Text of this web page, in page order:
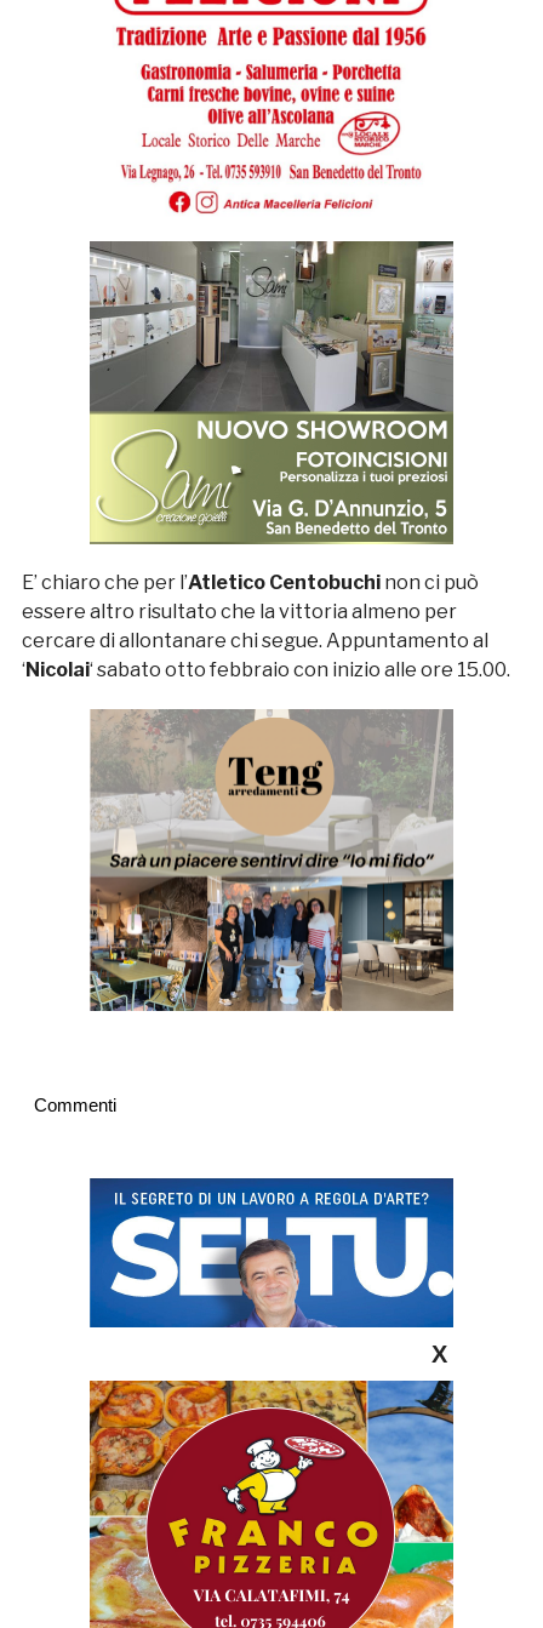
E’ chiaro che per l’Atletico Centobuchinon ci può
essere altro risultato che la vittoria almeno per
cercare di allontanare chi segue. Appuntamento al
‘Nicolai‘ sabato otto febbraio con inizio alle ore 15.00.
Commenti
X